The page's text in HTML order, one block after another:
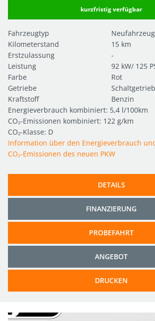
kurzfristig verfügbar
Fahrzeugtyp
Neufahrzeug
Kilometerstand
15 km
Erstzulassung
-
Leistung
92 kW/ 125
Farbe
Rot
Getriebe
Kraftstoff
Benzin
Energieverbrauch kombiniert: 5,4 l/100km
CO₂-Emissionen kombiniert: 122 g/km
CO₂-Klasse: D
Information über den Energieverbrauch
CO₂-Emissionen des neuen PKW
DETAILS
FINANZIERUNG
PROBEFAHRT
ANGEBOT
DRUCKEN